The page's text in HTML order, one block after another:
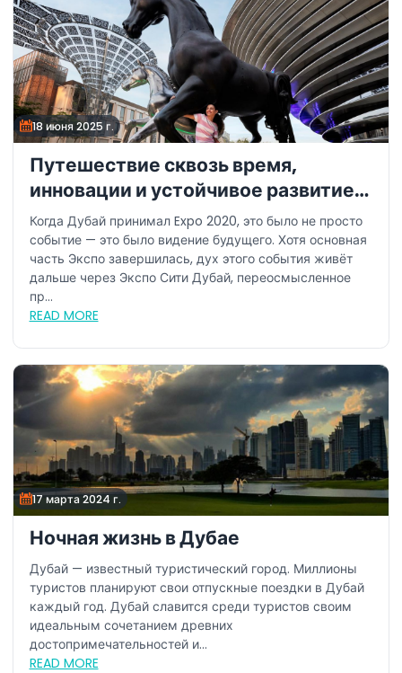
18 июня 2025 г.
Путешествие сквозь время,
инновации и устойчивое развитие:
почему это лето – лучшее время
для посещения Экспо Сити Дубай
Когда Дубай принимал Expo 2020, это было не просто
событие — это было видение будущего. Хотя основная
часть Экспо завершилась, дух этого события живёт
дальше через Экспо Сити Дубай, переосмысленное
пр...
READ MORE
17 марта 2024 г.
Ночная жизнь в Дубае
Дубай — известный туристический город. Миллионы
туристов планируют свои отпускные поездки в Дубай
каждый год. Дубай славится среди туристов своим
идеальным сочетанием древних
достопримечательностей и...
READ MORE